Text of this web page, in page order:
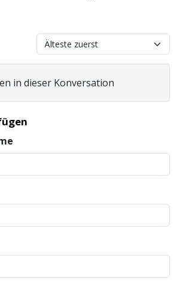
in dieser Konversation